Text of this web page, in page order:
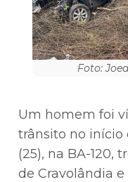
Foto:
Um homem foi
trânsito no início
(25), na BA-120,
de Cravolândia e